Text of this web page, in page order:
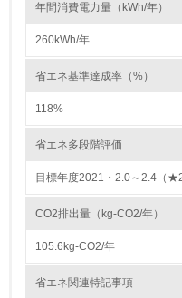
かしている
従業員が環境方針に基づいて
→ 導入している規格名
第三者認証を取得している
年間消費電力量（kWh/年）
260kWh/年
省エネ基準達成率（%）
118%
省エネ多段階評価
目標年度2021・2.0～2.4（★2
CO2排出量（kg-CO2/年）
105.6kg-CO2/年
省エネ関連特記事項